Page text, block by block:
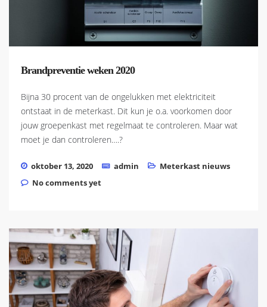
Brandpreventie weken 2020
Bijna 30 procent van de ongelukken met elektriciteit
ontstaat in de meterkast. Dit kun je o.a. voorkomen door
jouw groepenkast met regelmaat te controleren. Maar wat
moet je dan controleren….?
oktober 13, 2020 admin
Meterkast nieuws
No comments yet